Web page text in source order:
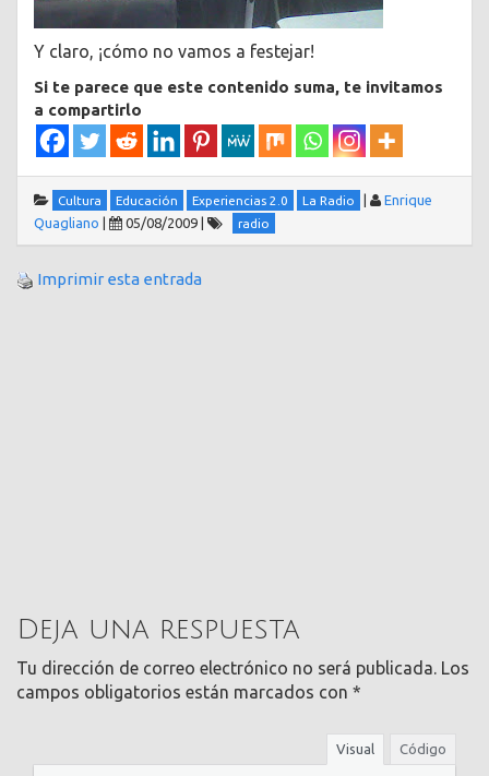
Y claro, ¡cómo no vamos a festejar!
Si te parece que este contenido suma, te invitamos
a compartirlo
Cultura Educación Experiencias 2.0 La Radio |
Enrique
Quagliano | 05/08/2009 | radio
Imprimir esta entrada
Deja una respuesta
Tu dirección de correo electrónico no será publicada. Los
campos obligatorios están marcados con *
Visual Código